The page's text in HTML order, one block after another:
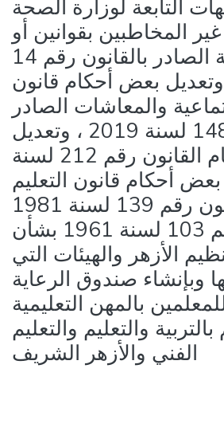
التابعة لوزارة الصحة
المخاطبين بقوانين أو
لوائح خاصة الصادر بالقانون رقم 14
2014 ، وتعديل بعض أحكام قانون
والمعاشات الصادر
بالقانون رقم 148 لسنة 2019 ، وتعديل
بعض أحكام القانون رقم 212 لسنة
بعض أحكام قانون التعليم
الصادر بالقانون رقم 139 لسنة 1981
والقانون رقم 103 لسنة 1961 بشأن
الأزهر والهيئات التي
وبإنشاء صندوق الرعاية
بالمهن التعليمية
والتعليم والتعليم
الفني والأزهر الشريف